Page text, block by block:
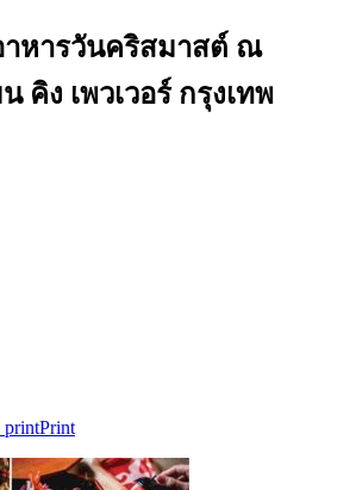
หารวันคริสมาสต์ ณ
คิง เพวเวอร์ กรุงเทพ
Print